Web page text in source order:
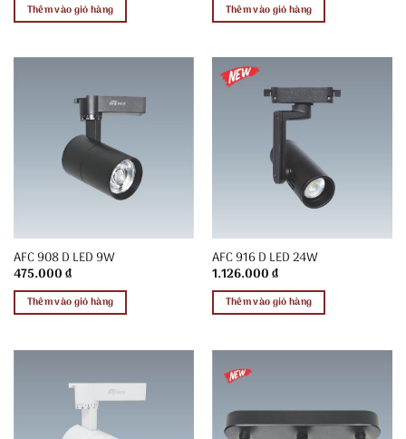
Thêm vào giỏ hàng Thêm vào giỏ hàng
AFC 908 D LED 9W
475.000₫
Thêm vào giỏ hàng
AFC 916 D LED 24W
1.126.000₫
Thêm vào giỏ hàng